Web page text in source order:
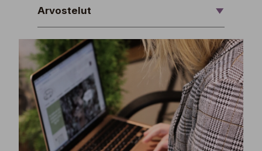
Arvostelut